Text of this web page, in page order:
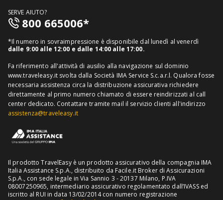
FAQ
Mappa del sito
Informativa distributore
Assicurazione viaggio annuale
Assicurazione medico sanitaria
Assicurazione viaggio USA
Assicurazione viaggio Thailandia
Assicurazione viaggio Cuba
SERVE AIUTO?
800 665006*
*Il numero in sovraimpressione è disponibile dal lunedì al venerdì
dalle 9:00 alle 12:00 e dalle 14:00 alle 17:00.
Fa riferimento all'attività di ausilio alla navigazione sul dominio
www.traveleasy.it svolta dalla Società IMA Service S.c.a.r.l. Qualora fosse
necessaria assistenza circa la distribuzione assicurativa richiedere
direttamente al primo numero chiamato di essere reindirizzati al call
center dedicato. Contattare tramite mail il servizio clienti all'indirizzo
assistenza@traveleasy.it
Il prodotto TravelEasy è un prodotto assicurativo della compagnia IMA
Italia Assistance S.p.A., distribuito da Facile.it Broker di Assicurazioni
S.p.A., con sede legale in Via Sannio 3 - 20137 Milano, P.IVA
08007250965, intermediario assicurativo regolamentato dall’IVASS ed
iscritto al RUI in data 13/02/2014 con numero registrazione